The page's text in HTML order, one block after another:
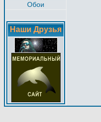
Обои
Наши Друзья